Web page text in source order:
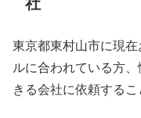
東京都東村山市に現
ルに合われている方
きる会社に依頼するこ